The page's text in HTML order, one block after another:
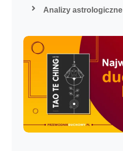
Analizy astrologiczne